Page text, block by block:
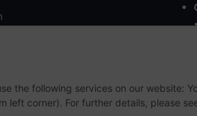
Withdraw from
the following services on our website:
left corner). For further details, please